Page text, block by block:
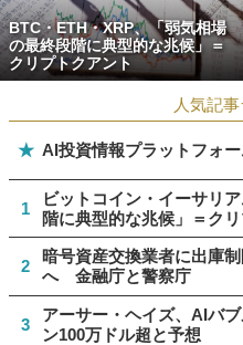
BTC・ETH・XRP、「弱気相場
の最終段階に典型的な兆候」＝
クリプトクアント
人気記
★ AI投資情報プラットフォ
1
ビットコイン・イーサリ
階に典型的な兆候」＝ク
2
暗号資産交換業者に出庫
へ 金融庁と警察庁
3
アーサー・ヘイズ、AIバ
ン100万ドル超と予想